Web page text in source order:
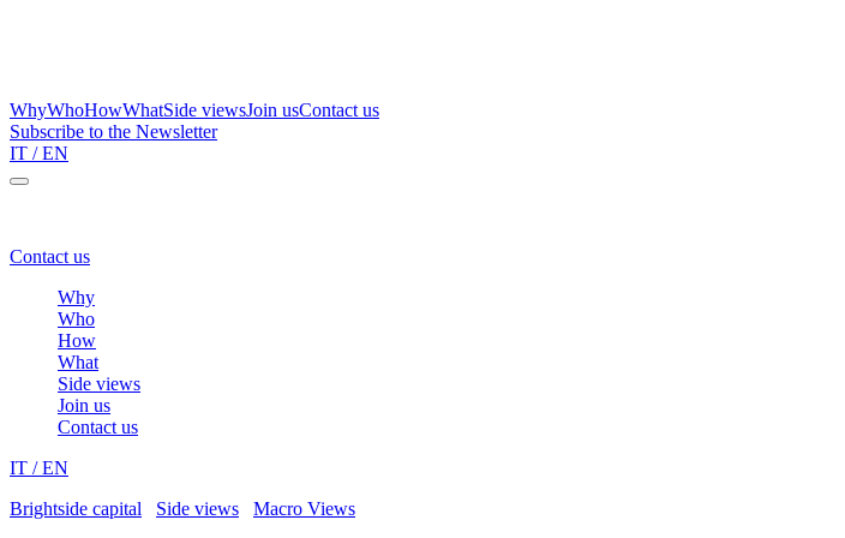
WhyWhoHowWhatSide viewsJoin usContact us
Subscribe to the Newsletter
IT / EN
Contact us
Why
Who
How
What
Side views
Join us
Contact us
IT / EN
Brightside capital
Side views Macro Views